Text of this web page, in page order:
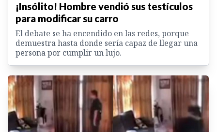
¡Insólito! Hombre vendió sus testículos
para modificar su carro
El debate se ha encendido en las redes, porque
demuestra hasta donde sería capaz de llegar una
persona por cumplir un lujo.